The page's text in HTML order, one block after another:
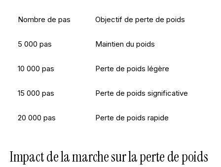
Nombre de pas Objectif de perte de poids
5 000 pas Maintien du poids
10 000 pas Perte de poids légère
15 000 pas Perte de poids significative
20 000 pas Perte de poids rapide
Impact de la marche sur la perte de poids